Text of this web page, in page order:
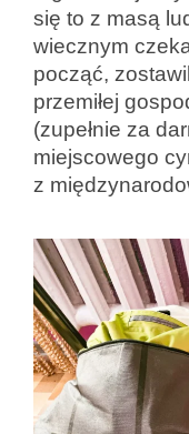
się to z masą
wiecznym
począć,
przemiłej
(zupełnie za
miejscowego
z